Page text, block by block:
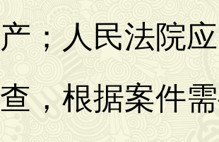
产；人民法院
查，根据案件